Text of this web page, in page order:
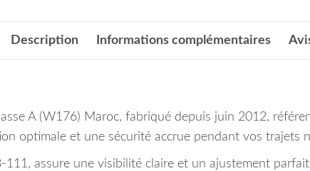
Description Informations complémentaires
A (W176) Maroc, fabriqué depuis juin 2012,
optimale et une sécurité accrue pendant vos trajets
111, assure une visibilité claire et un ajustement